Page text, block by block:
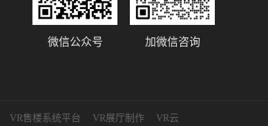
微信公众号 加微信咨询
VR售楼系统平台 VR展厅制作 VR云